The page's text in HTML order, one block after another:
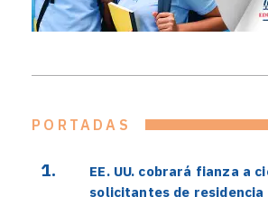
PORTADAS
EE. UU. cobrará fianza a
solicitantes de residencia